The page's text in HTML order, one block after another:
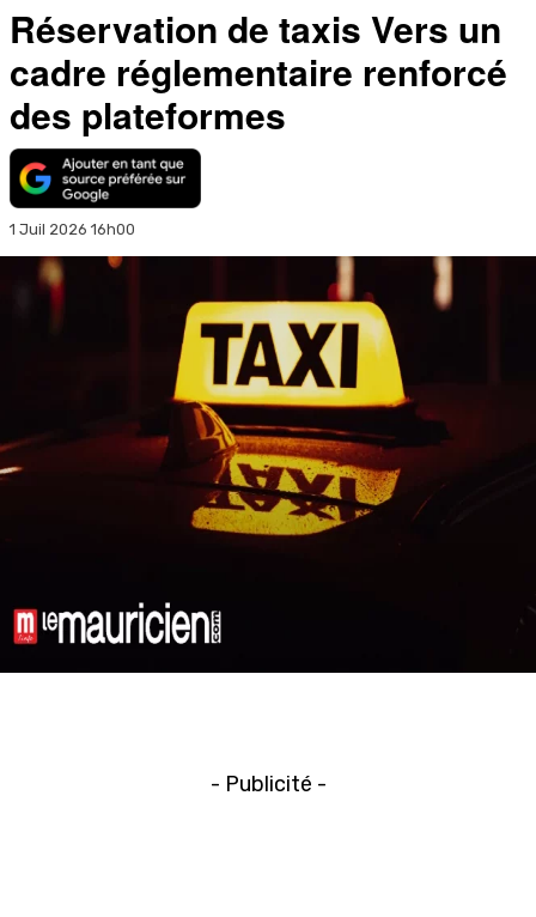
Réservation de taxis Vers un
cadre réglementaire renforcé
des plateformes
1 Juil 2026 16h00
- Publicité -